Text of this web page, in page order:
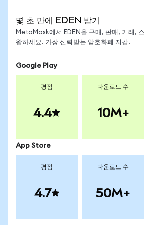
몇 초 만에 EDEN 받기
MetaMask에서 EDEN을 구매, 판매, 거래, 스
왑하세요. 가장 신뢰받는 암호화폐 지갑.
Google Play
평점
4.4
다운로드 수
10M+
App Store
평점
4.7
다운로드 수
50M+